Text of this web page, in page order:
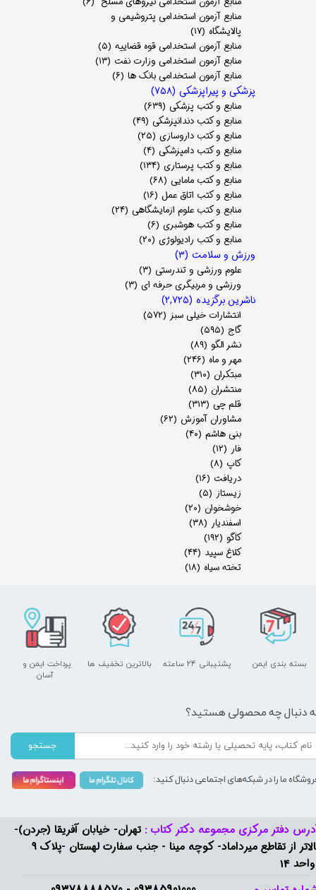
منابع آزمون استخدامی پتروشیمی و
پالایشگاه (۱۷)
منابع آزمون استخدامی قوه قضاییه (۵)
منابع آزمون استخدامی وزارت نفت (۱۳)
منابع آزمون استخدامی بانک ها (۶)
پزشکی و پیراپزشکی (۷۵۸)
منابع و کتب پزشکی (۶۳۹)
منابع و کتب دندانپزشکی (۴۹)
منابع و کتب داروسازی (۲۵)
منابع و کتب دامپزشکی (۴)
منابع و کتب پرستاری (۱۳۴)
منابع و کتب مامایی (۶۸)
منابع و کتب اتاق عمل (۱۶)
منابع و کتب علوم ازمایشگاهی (۲۴)
منابع و کتب هوشبری (۶)
منابع و کتب رادیولوژی (۲۰)
ورزش و سلامت (۳)
علوم ورزشی و تندرستی (۳)
ورزشی و مربیگری حرفه ای (۳)
ناشرین برگزیده (۲,۷۲۵)
انتشارات خیلی سبز (۵۷۲)
گاج (۵۹۵)
نشر الگو (۸۹)
مهر و ماه (۲۴۶)
مبتکران (۳۱۰)
منتشران (۸۵)
قلم چی (۳۱۳)
مشاوران آموزش (۶۲)
بنی هاشم (۴۰)
فار (۱۲)
کاپ (۸)
دریافت (۱۶)
زیستاز (۵)
خوشخوان (۲۰)
اسفندیار (۳۸)
کاگو (۱۹۲)
کلاغ سپید (۴۴)
تخته سیاه (۱۸)
دفتر مرکزی مجموعه دکتر کتاب : تهران- خیابان آفریقا (جردن)-
بالاتر از تقاطع میرداماد- کوچه مینا - جنب سفارت لهستان -پلاک 9
14
پشتیبانی ۲۴ ساعته
پرداخت ایمن و ​​​​​​​
آسان
بسته بندی ایمن بالاترین تخفیف ها
دنبال چه محصولی هستید؟
جستجو
ما را در شبکه‌های اجتماعی دنبال کنید: